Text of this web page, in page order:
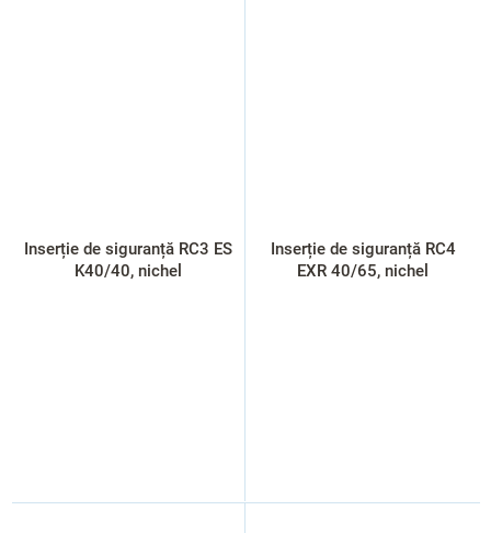
Inserție de siguranță RC3 ES
K40/40, nichel
Inserție de siguranță RC4
EXR 40/65, nichel